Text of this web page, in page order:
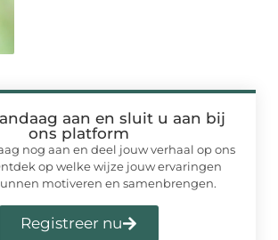
aan en sluit u aan bij
ons platform
nog aan en deel jouw verhaal op ons
op welke wijze jouw ervaringen
motiveren en samenbrengen.
Registreer nu